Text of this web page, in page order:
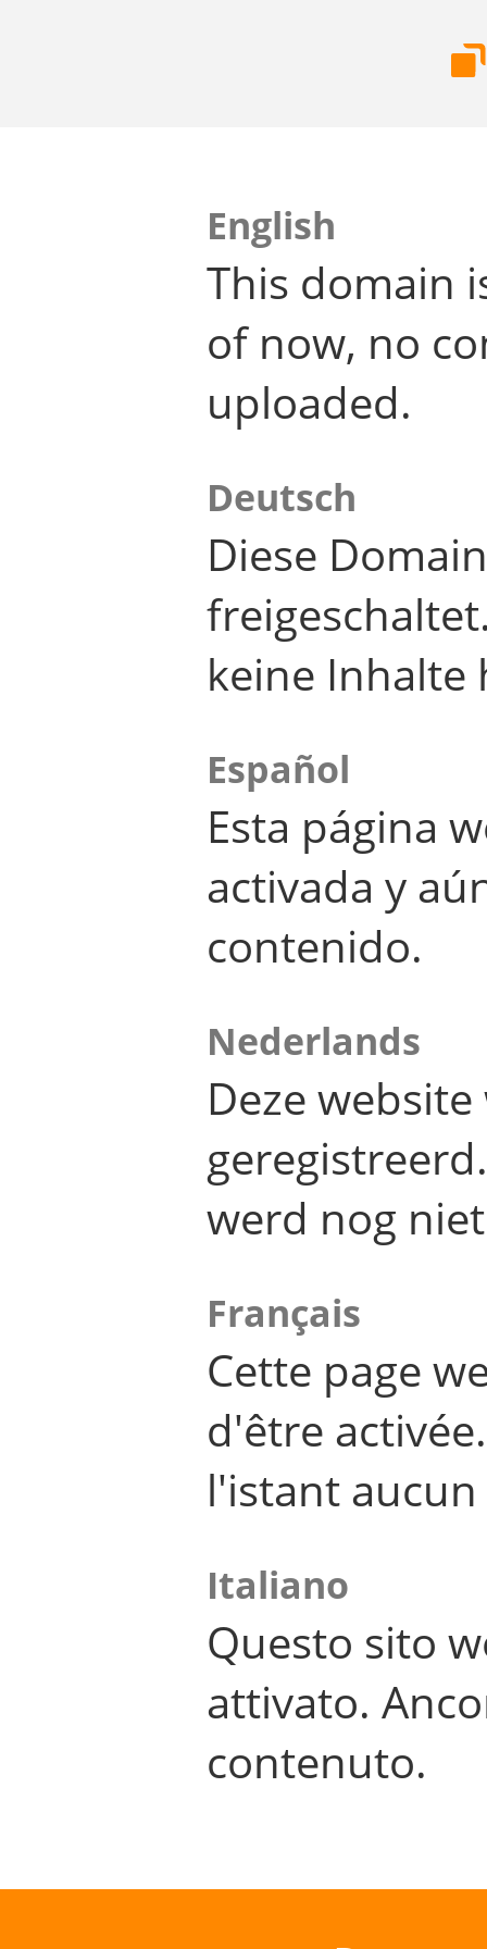
English
This domain
of now, no
uploaded.
Deutsch
Diese
keine Inhalte
Español
Esta página
activada y
contenido.
Nederlands
Deze
werd nog
Français
Cette page
d'être
l'istant
Italiano
Questo sito
attivato.
contenuto.